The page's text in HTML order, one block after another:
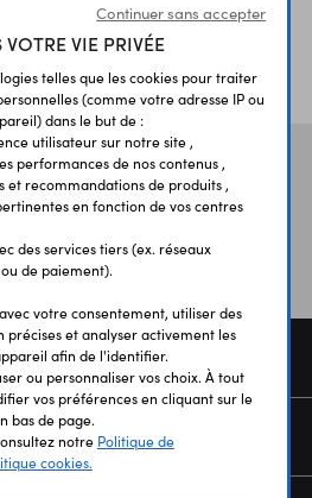
PLUS 30 ANS
D’EXPERIENCE
témoignages
Continuer sans accepter
VIE PRIVÉE
telles que les cookies pour traiter
(comme votre adresse IP ou
dans le but de :
utilisateur sur notre site ,
performances de nos contenus ,
et recommandations de produits ,
en fonction de vos centres
des services tiers (ex. réseaux
de paiement).
votre consentement, utiliser des
précises et analyser activement les
afin de l'identifier.
ou personnaliser vos choix. À tout
vos préférences en cliquant sur le
bas de page.
notre Politique de
cookies.